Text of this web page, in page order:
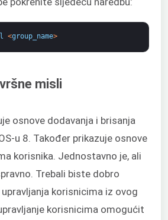
<group_name>
misli
osnove dodavanja i brisanja
u 8. Također prikazuje osnove
korisnika. Jednostavno je, ali
Trebali biste dobro
korisnicima iz ovog
korisnicima omogućit